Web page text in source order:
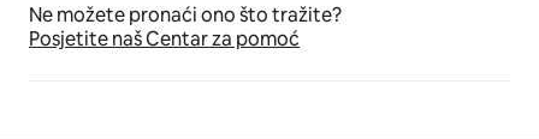
Ne možete pronaći ono što tražite?
Posjetite naš Centar za pomoć